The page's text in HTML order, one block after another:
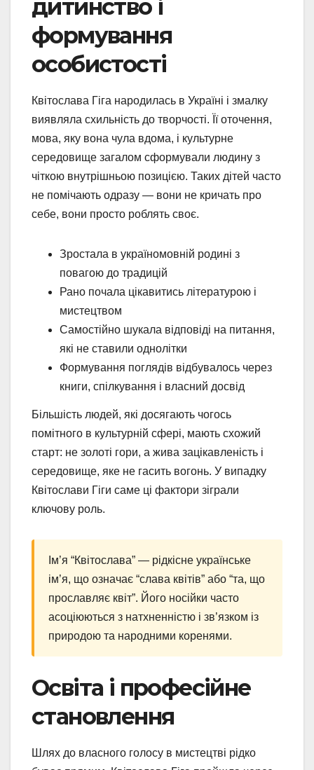
дитинство і
формування
особистості
Квітослава Гіга народилась в Україні і змалку
виявляла схильність до творчості. Її оточення,
мова, яку вона чула вдома, і культурне
середовище загалом сформували людину з
чіткою внутрішньою позицією. Таких дітей часто
не помічають одразу — вони не кричать про
себе, вони просто роблять своє.
Зростала в україномовній родині з
повагою до традицій
Рано почала цікавитись літературою і
мистецтвом
Самостійно шукала відповіді на питання,
які не ставили однолітки
Формування поглядів відбувалось через
книги, спілкування і власний досвід
Більшість людей, які досягають чогось
помітного в культурній сфері, мають схожий
старт: не золоті гори, а жива зацікавленість і
середовище, яке не гасить вогонь. У випадку
Квітослави Гіги саме ці фактори зіграли
ключову роль.
Ім’я “Квітослава” — рідкісне українське
ім’я, що означає “слава квітів” або “та, що
прославляє квіт”. Його носійки часто
асоціюються з натхненністю і зв’язком із
природою та народними коренями.
Освіта і професійне
становлення
Шлях до власного голосу в мистецтві рідко